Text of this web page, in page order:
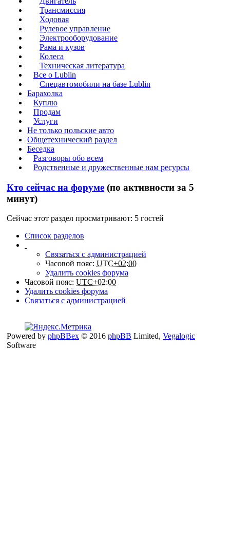
Трансмиссия
Ходовая
Рулевое управление
Электрооборудование
Рама и кузов
Колеса
Техническая литература
Все о Lublin
Спецавтомобили на базе Lublin
Барахолка
Куплю
Продам
Услуги
Не только польские авто
Общетехнический раздел
Беседка
Разговоры обо всем
Родственные и дружественные нам ресурсы
Кто сейчас на форуме (по активности за 5
минут)
Сейчас этот раздел просматривают: 5 гостей
Список разделов
Связаться с администрацией
Часовой пояс: UTC+02:00
Удалить cookies форума
Часовой пояс: UTC+02:00
Удалить cookies форума
Связаться с администрацией
Powered by phpBBex © 2016 phpBB Limited, Vegalogic
Software